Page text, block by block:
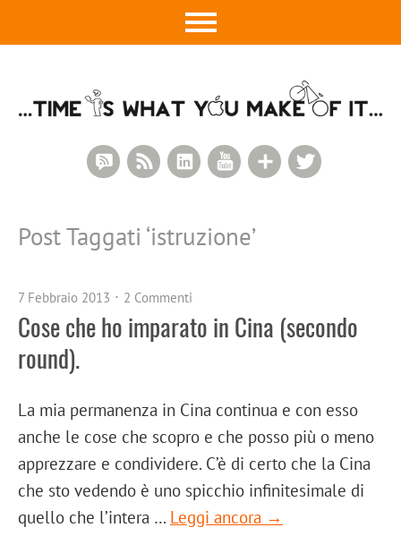
Google+
YouTube
LinkedIn
RSS Feed
RSS Comments
Post Taggati ‘istruzione’
7 Febbraio 2013 2 Commenti
Cose che ho imparato in Cina (secondo
round).
La mia permanenza in Cina continua e con esso
anche le cose che scopro e che posso più o meno
apprezzare e condividere. C’è di certo che la Cina
che sto vedendo è uno spicchio infinitesimale di
quello che l’intera … Leggi ancora →